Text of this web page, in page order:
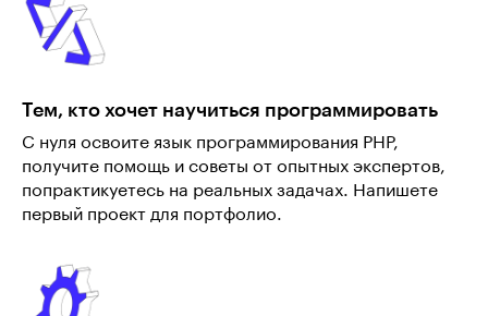
Тем, кто хочет научиться программировать
С нуля освоите язык программирования PHP,
получите помощь и советы от опытных экспертов,
попрактикуетесь на реальных задачах. Напишете
первый проект для портфолио.